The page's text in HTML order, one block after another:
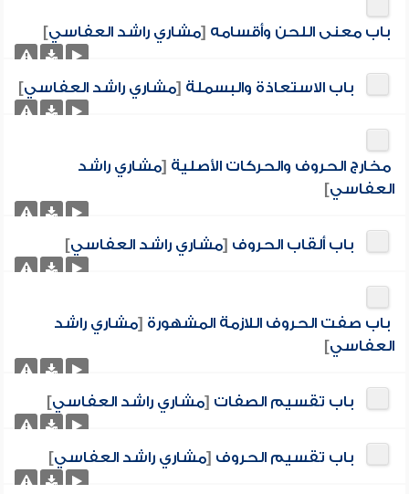
باب معنى اللحن وأقسامه [مشاري راشد العفاسي]
باب الاستعاذة والبسملة [مشاري راشد العفاسي]
مخارج الحروف والحركات الأصلية [مشاري راشد
العفاسي]
باب ألقاب الحروف [مشاري راشد العفاسي]
باب صفت الحروف اللازمة المشهورة [مشاري راشد
العفاسي]
باب تقسيم الصفات [مشاري راشد العفاسي]
باب تقسيم الحروف [مشاري راشد العفاسي]